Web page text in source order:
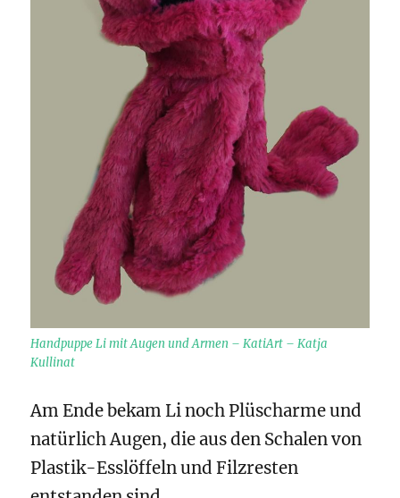
Handpuppe Li mit Augen und Armen – KatiArt – Katja
Kullinat
Am Ende bekam Li noch Plüscharme und
natürlich Augen, die aus den Schalen von
Plastik-Esslöffeln und Filzresten